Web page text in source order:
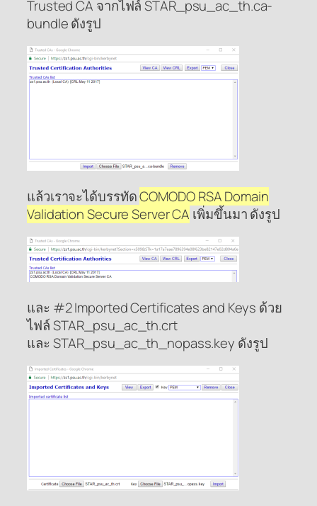
Trusted CA จากไฟล์ STAR_psu_ac_th.ca-
bundle ดังรูป
แล้วเราจะได้บรรทัดCOMODO RSA Domain
Validation Secure Server CA เพิ่มขึ้นมา ดังรูป
และ #2 Imported Certificates and Keys ด้วย
ไฟล์ STAR_psu_ac_th.crt
และ STAR_psu_ac_th_nopass.key ดังรูป